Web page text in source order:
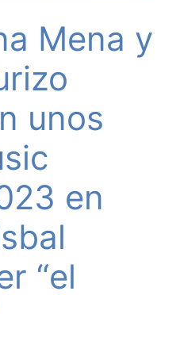
Mena y
unos
en
“el